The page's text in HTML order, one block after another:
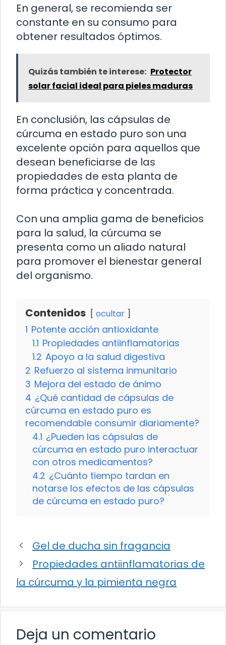
En general, se recomienda ser
constante en su consumo para
obtener resultados óptimos.
Quizás también te interese: Protector
solar facial ideal para pieles maduras
En conclusión, las cápsulas de
cúrcuma en estado puro son una
excelente opción para aquellos que
desean beneficiarse de las
propiedades de esta planta de
forma práctica y concentrada.
Con una amplia gama de beneficios
para la salud, la cúrcuma se
presenta como un aliado natural
para promover el bienestar general
del organismo.
Contenidos ocultar
1 Potente acción antioxidante
1.1 Propiedades antiinflamatorias
1.2 Apoyo a la salud digestiva
2 Refuerzo al sistema inmunitario
3 Mejora del estado de ánimo
4 ¿Qué cantidad de cápsulas de
cúrcuma en estado puro es
recomendable consumir diariamente?
4.1 ¿Pueden las cápsulas de
cúrcuma en estado puro interactuar
con otros medicamentos?
4.2 ¿Cuánto tiempo tardan en
notarse los efectos de las cápsulas
de cúrcuma en estado puro?
Gel de ducha sin fragancia
Propiedades antiinflamatorias de
la cúrcuma y la pimienta negra
Deja un comentario